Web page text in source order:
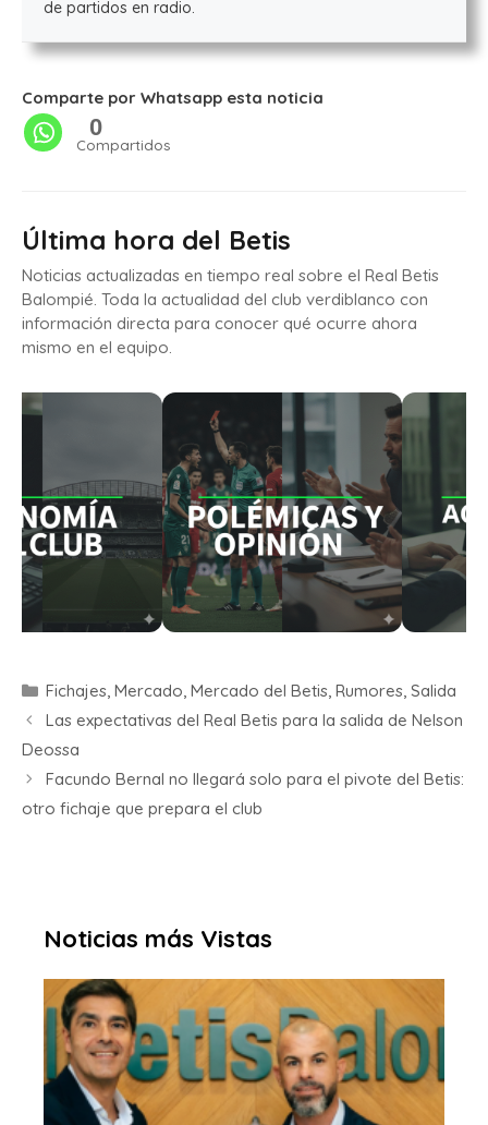
de partidos en radio.
Comparte por Whatsapp esta noticia
0
Compartidos
Última hora del Betis
Noticias actualizadas en tiempo real sobre el Real Betis
Balompié. Toda la actualidad del club verdiblanco con
información directa para conocer qué ocurre ahora
mismo en el equipo.
Fichajes, Mercado, Mercado del Betis, Rumores, Salida
Las expectativas del Real Betis para la salida de Nelson
Deossa
Facundo Bernal no llegará solo para el pivote del Betis:
otro fichaje que prepara el club
Noticias más Vistas